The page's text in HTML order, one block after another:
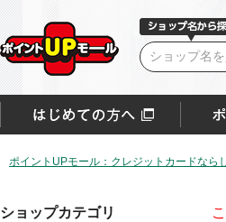
ポイントUPモール：クレジットカードなら
ショップカテゴリ